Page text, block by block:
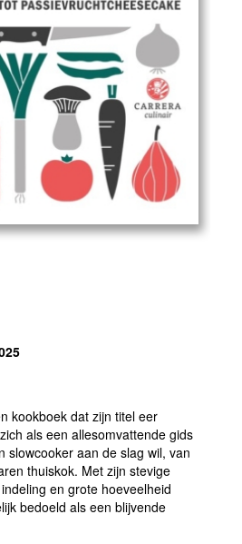
kookboek dat zijn titel eer
als een allesomvattende gids
slowcooker aan de slag wil, van
thuiskok. Met zijn stevige
en grote hoeveelheid
bedoeld als een blijvende